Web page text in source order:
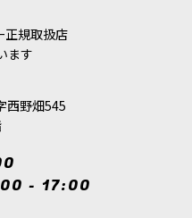
規取扱店
ます
西野畑545
- 17:00